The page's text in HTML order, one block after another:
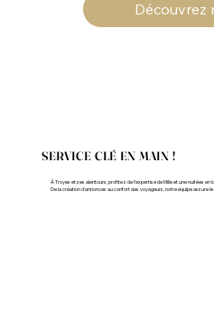
Découvrez
SERVICE CLÉ EN MAIN !
À Troyes et ses alentours, profitez de l’expertise de Mille et une nuitées
De la création d’annonces au confort des voyageurs, notre équipe assure